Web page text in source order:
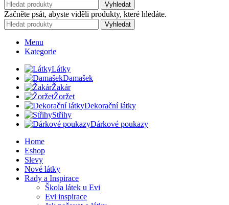
Vyhledat
Začněte psát, abyste viděli produkty, které hledáte.
Vyhledat
Menu
Kategorie
Látky
Damašek
Žakár
Žoržet
Dekorační látky
Střihy
Dárkové poukazy
Home
Eshop
Slevy
Nové látky
Rady a Inspirace
Škola látek u Evi
Evi inspirace